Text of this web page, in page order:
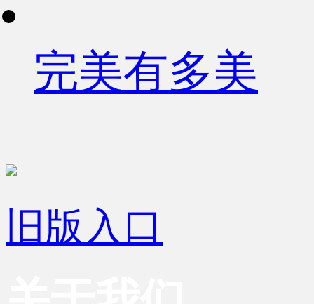
完美有多美
旧版入口